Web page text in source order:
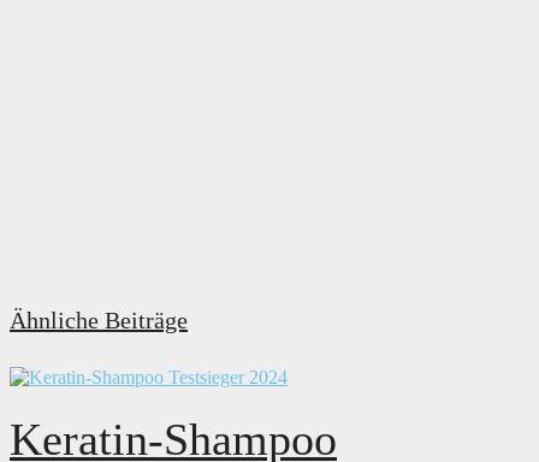
Ähnliche Beiträge
Keratin-Shampoo